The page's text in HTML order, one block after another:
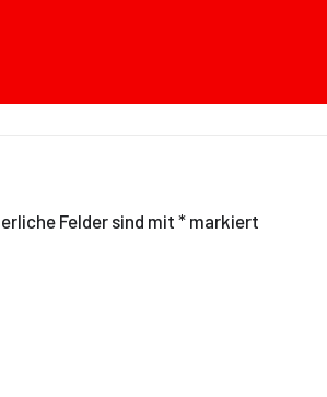
Felder sind mit * markiert